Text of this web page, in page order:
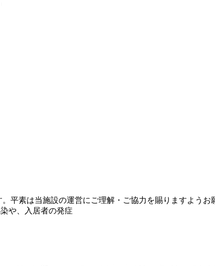
平素は当施設の運営にご理解・ご協力を賜りますよう
や、入居者の発症